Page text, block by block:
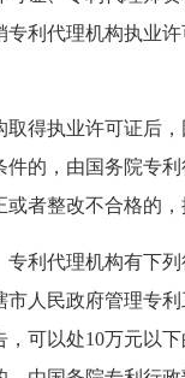
专利代理机构执业
得执业许可证后，
件的，由国务院专
者整改不合格的，
代理机构有下列
市人民政府管理专
，可以处10万元以